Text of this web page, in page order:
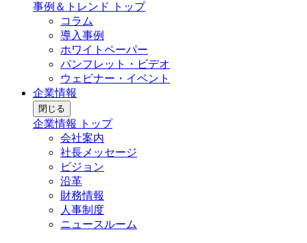
事例＆トレンド トップ
コラム
導入事例
ホワイトペーパー
パンフレット・ビデオ
ウェビナー・イベント
企業情報
閉じる
企業情報 トップ
会社案内
社長メッセージ
ビジョン
沿革
財務情報
人事制度
ニュースルーム